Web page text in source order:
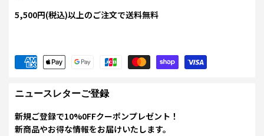
5,500円(税込)以上のご注文で送料無料
ニュースレターご登録
新規ご登録で10%0FFクーポンプレゼント！
新商品やお得な情報をお届けいたします。